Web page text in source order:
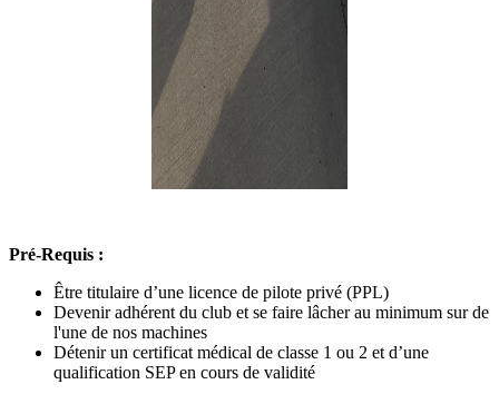
Pré-Requis :
Être titulaire d’une licence de pilote privé (PPL)
Devenir adhérent du club et se faire lâcher au minimum sur de
l'une de nos machines
Détenir un certificat médical de classe 1 ou 2 et d’une
qualification SEP en cours de validité